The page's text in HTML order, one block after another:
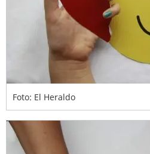
Foto: El Heraldo